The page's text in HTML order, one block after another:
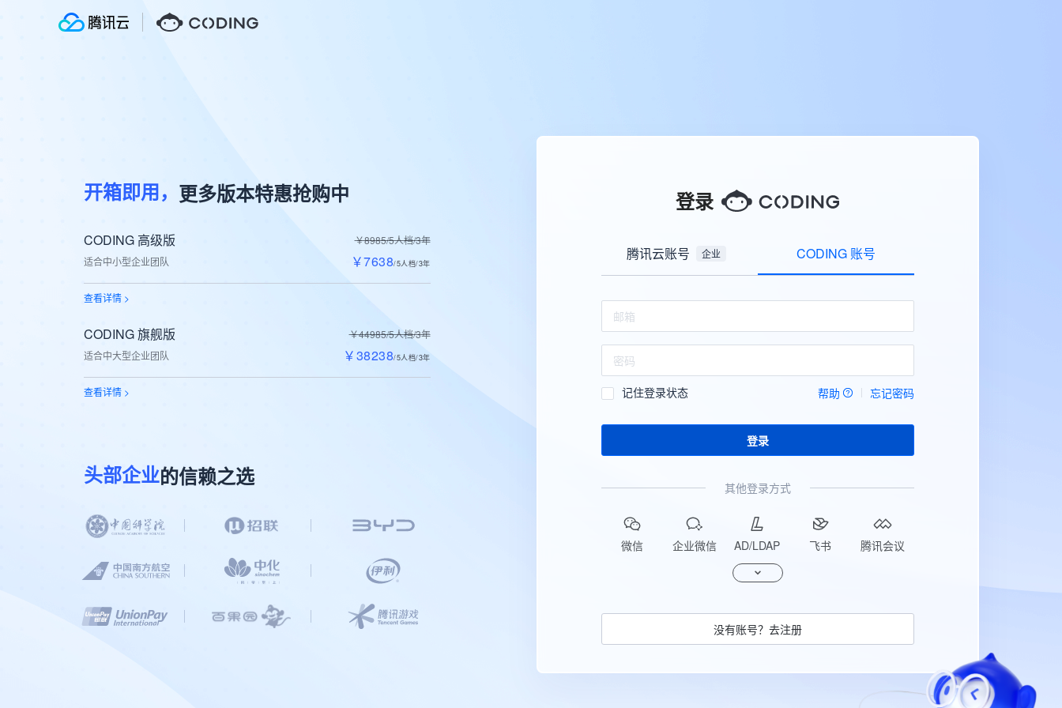
开箱即用， 更多版本特惠抢购中
CODING 高级版
￥8985/5人档/3年
适合中小型企业团队
￥7638/5人档/3年
查看详情 >
CODING 旗舰版
￥44985/5人档/3年
适合中大型企业团队
￥38238/5人档/3年
查看详情 >
头部企业的信赖之选
登录
腾讯云账号 企业 CODING 账号
记住登录状态 帮助 忘记密码
登录
其他登录方式
微信 企业微信 AD/LDAP 飞书 腾讯会议
没有账号？去注册